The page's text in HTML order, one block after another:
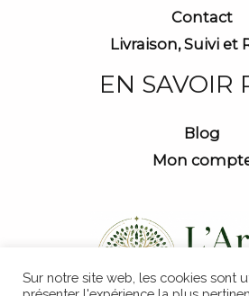
Contact
Livraison, Suivi et
EN SAVOIR
Blog
Mon
Sur notre site web, les cookies sont